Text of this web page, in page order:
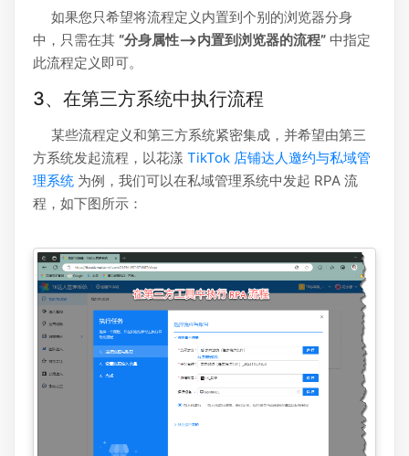
如果您只希望将流程定义内置到个别的浏览器分身
中，只需在其 “分身属性-->内置到浏览器的流程” 中指定
此流程定义即可。
3、在第三方系统中执行流程
某些流程定义和第三方系统紧密集成，并希望由第三
方系统发起流程，以花漾 TikTok 店铺达人邀约与私域管
理系统 为例，我们可以在私域管理系统中发起 RPA 流
程，如下图所示：